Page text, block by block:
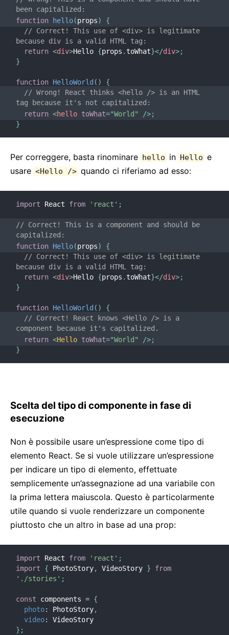
been capitalized:
function
hello(props)
{
// Correct! This use of <div> is legitimate
because div is a valid HTML tag:
return <div>Hello {props . toWhat}</div>;
}
function HelloWorld ( )
{
// Wrong! React thinks <hello /> is an HTML
tag because it's not capitalized:
return <hello toWhat="World " />;
}
Per correggere, basta rinominare hello in Hello e
usare <Hello /> quando ci riferiamo ad esso:
import React from 'react' ;
// Correct! This is a component and should be
capitalized:
function Hello(props)
{
// Correct! This use of <div> is legitimate
because div is a valid HTML tag:
return <div>Hello {props . toWhat}</div>;
}
function HelloWorld ( )
{
// Correct! React knows <Hello /> is a
component because it's capitalized.
return <Hello toWhat="World " />;
}
Scelta del tipo di componente in fase di
esecuzione
Non è possibile usare un’espressione come tipo di
elemento React. Se si vuole utilizzare un’espressione
per indicare un tipo di elemento, effettuate
semplicemente un’assegnazione ad una variabile con
la prima lettera maiuscola. Questo è particolarmente
utile quando si vuole renderizzare un componente
piuttosto che un altro in base ad una prop:
import React from 'react' ;
import
{ PhotoStory, VideoStory }
from
'./stories' ;
const components = {
photo: PhotoStory,
video:
} ;